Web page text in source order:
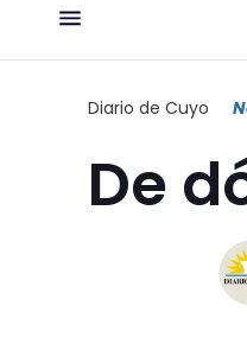
Diario de Cuyo
De